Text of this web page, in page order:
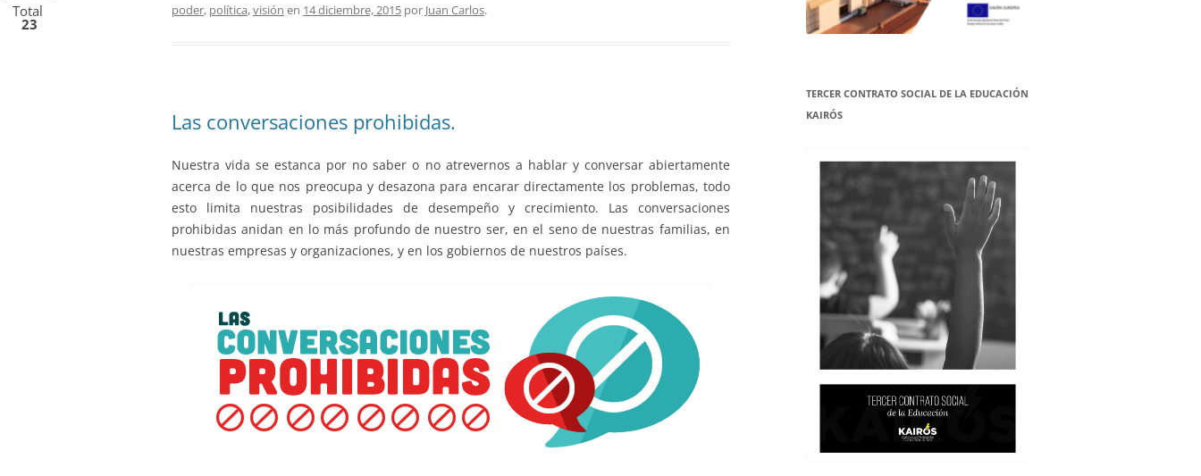
poder, política,visión en 14 diciembre, 2015 por Juan Carlos.
Las conversaciones prohibidas.
Nuestra vida se estanca por no saber o no atrevernos a hablar y conversar abiertamente
acerca de lo que nos preocupa y desazona para encarar directamente los problemas, todo
esto limita nuestras posibilidades de desempeño y crecimiento. Las conversaciones
prohibidas anidan en lo más profundo de nuestro ser, en el seno de nuestras familias, en
nuestras empresas y organizaciones, y en los gobiernos de nuestros países.
TERCER CONTRATO SOCIAL DE LA EDUCACIÓN
KAIRÓS
Total
23